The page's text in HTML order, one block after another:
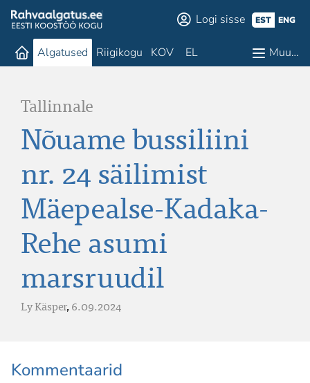
Logi sisse EST ENG
Algatused Riigikogu KOV EL Muu…
Tallinnale
Nõuame bussiliini
nr. 24 säilimist
Mäepealse-Kadaka-
Rehe asumi
marsruudil
Ly Käsper,6.09.2024
Kommentaarid